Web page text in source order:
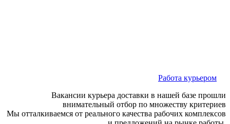
Работа курьером
Вакансии курьера доставки в нашей базе прошли
внимательный отбор по множеству критериев
Мы отталкиваемся от реального качества рабочих комплексов